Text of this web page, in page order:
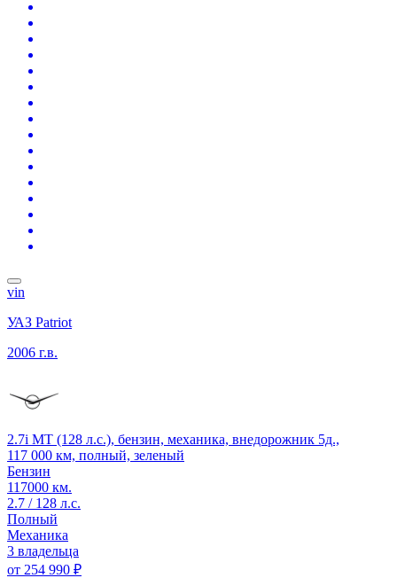
vin
УАЗ Patriot
2006 г.в.
2.7i MT (128 л.с.), бензин, механика, внедорожник 5д.,
117 000 км, полный, зеленый
Бензин
117000 км.
2.7 / 128 л.с.
Полный
Механика
3 владельца
от 254 990 ₽